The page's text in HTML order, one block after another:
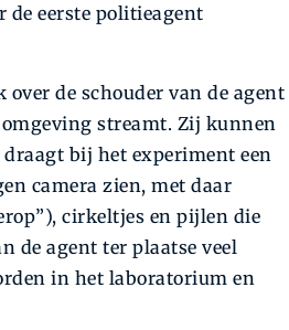
de eerste politieagent
de schouder van de agent
omgeving streamt. Zij kunnen
bij het experiment een
camera zien, met daar
cirkeltjes en pijlen die
de agent ter plaatse veel
in het laboratorium en